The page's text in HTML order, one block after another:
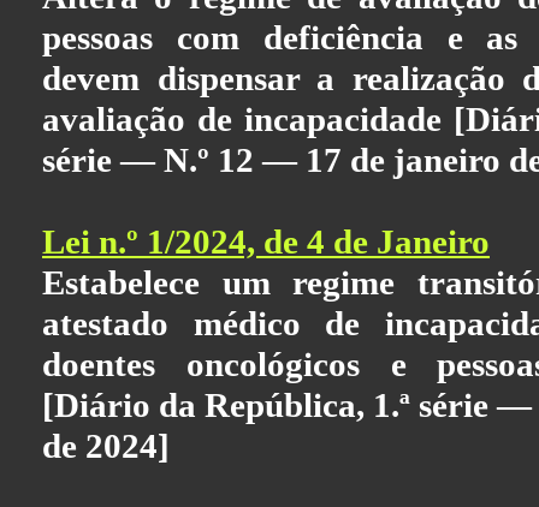
pessoas com deficiência e as
devem dispensar a realização
avaliação de incapacidade
série — N.º 12 — 17 de janeiro
Lei n.º 1/2024, de 4 de Janeiro
Estabelece um regime
atestado médico de
doentes oncológicos e
[Diário da República, 1.ª série
de 2024]